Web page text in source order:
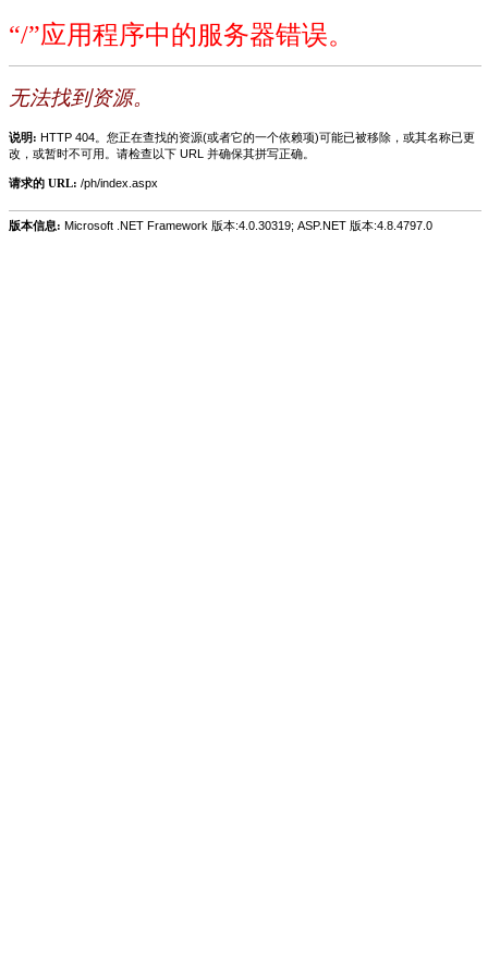
“/”应用程序中的服务器错误。
无法找到资源。
说明: HTTP 404。您正在查找的资源(或者它的一个依赖项)可能已被移除，或其名称已更
改，或暂时不可用。请检查以下 URL 并确保其拼写正确。
请求的 URL: /ph/index.aspx
版本信息: Microsoft .NET Framework 版本:4.0.30319; ASP.NET 版本:4.8.4797.0